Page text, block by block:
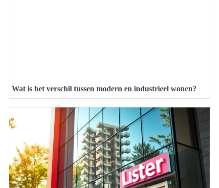
Wat is het verschil tussen modern en industrieel wonen?